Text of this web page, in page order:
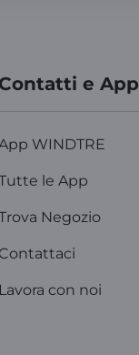
Contatti e App
WINDTRE
le App
Negozio
Contattaci
Lavora con noi